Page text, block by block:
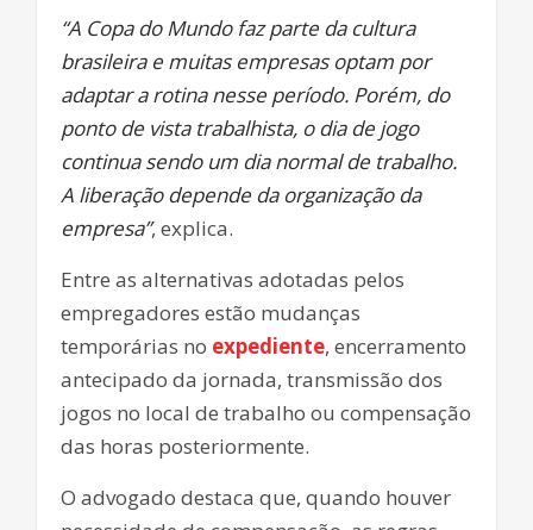
“A Copa do Mundo faz parte da cultura
brasileira e muitas empresas optam por
adaptar a rotina nesse período. Porém, do
ponto de vista trabalhista, o dia de jogo
continua sendo um dia normal de trabalho.
A liberação depende da organização da
empresa”, explica.
Entre as alternativas adotadas pelos
empregadores estão mudanças
temporárias no expediente, encerramento
antecipado da jornada, transmissão dos
jogos no local de trabalho ou compensação
das horas posteriormente.
O advogado destaca que, quando houver